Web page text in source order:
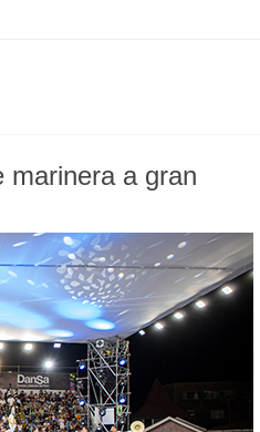
marinera a gran